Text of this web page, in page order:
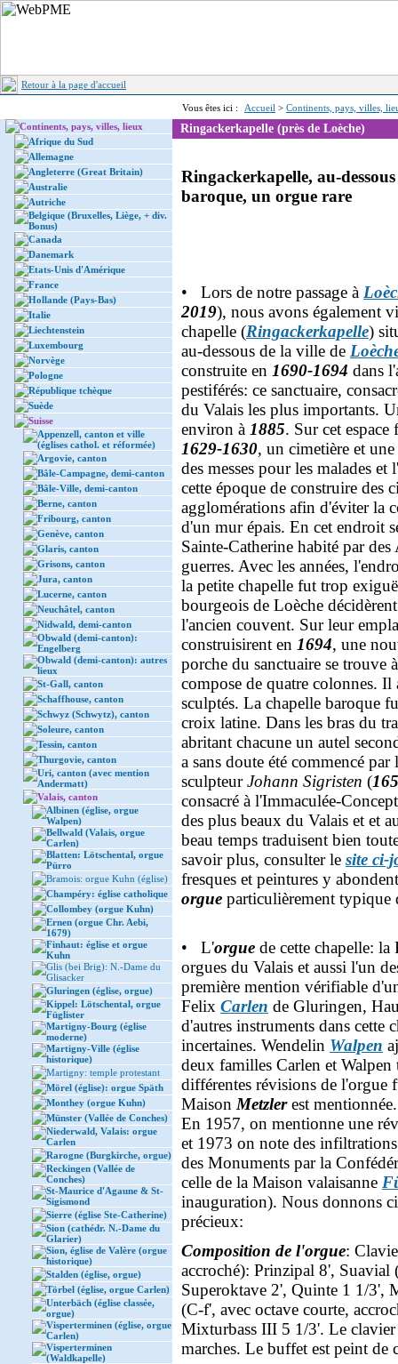
Retour à la page d'accueil
Vous êtes ici : Accueil > Continents, pays, villes,
Continents, pays, villes, lieux
Afrique du Sud
Allemagne
Angleterre (Great Britain)
Australie
Autriche
Belgique (Bruxelles, Liège, + div.
Bonus)
Canada
Danemark
Etats-Unis d'Amérique
France
Hollande (Pays-Bas)
Italie
Liechtenstein
Luxembourg
Norvège
Pologne
République tchèque
Suède
Suisse
Appenzell, canton et ville
(églises cathol. et réformée)
Argovie, canton
Bâle-Campagne, demi-canton
Bâle-Ville, demi-canton
Berne, canton
Fribourg, canton
Genève, canton
Glaris, canton
Grisons, canton
Jura, canton
Lucerne, canton
Neuchâtel, canton
Nidwald, demi-canton
Obwald (demi-canton):
Engelberg
Obwald (demi-canton): autres
lieux
St-Gall, canton
Schaffhouse, canton
Schwyz (Schwytz), canton
Soleure, canton
Tessin, canton
Thurgovie, canton
Uri, canton (avec mention
Andermatt)
Valais, canton
Albinen (église, orgue
Walpen)
Bellwald (Valais, orgue
Carlen)
Blatten: Lötschental, orgue
Pürro
Bramois: orgue Kuhn (église)
Champéry: église catholique
Collombey (orgue Kuhn)
Ernen (orgue Chr. Aebi,
1679)
Finhaut: église et orgue
Kuhn
Glis (bei Brig): N.-Dame du
Glisacker
Gluringen (église, orgue)
Kippel: Lötschental, orgue
Füglister
Martigny-Bourg (église
moderne)
Martigny-Ville (église
historique)
Martigny: temple protestant
Mörel (église): orgue Späth
Monthey (orgue Kuhn)
Münster (Vallée de Conches)
Niederwald, Valais: orgue
Carlen
Rarogne (Burgkirche, orgue)
Reckingen (Vallée de
Conches)
St-Maurice d'Agaune & St-
Sigismond
Sierre (église Ste-Catherine)
Sion (cathédr. N.-Dame du
Glarier)
Sion, église de Valère (orgue
historique)
Stalden (église, orgue)
Törbel (église, orgue Carlen)
Unterbäch (église classée,
orgue)
Visperterminen (église, orgue
Carlen)
Visperterminen
(Waldkapelle)
Ringackerkapelle (près de Loèche)
Ringackerkapelle, au-
baroque, un orgue rare
• Lors de notre passage à
2019), nous avons également
chapelle (Ringackerkapelle)
au-dessous de la ville de
construite en 1690-1694 dans
pestiférés: ce sanctuaire,
du Valais les plus importants.
environ à 1885. Sur cet
1629-1630, un cimetière et
des messes pour les malades
cette époque de construire des
agglomérations afin d'éviter la
d'un mur épais. En cet endroit
Sainte-Catherine habité par
guerres. Avec les années,
la petite chapelle fut trop
bourgeois de Loèche
l'ancien couvent. Sur leur
construisirent en 1694, une
porche du sanctuaire se trouve
compose de quatre colonnes.
sculptés. La chapelle baroque
croix latine. Dans les bras du
abritant chacune un autel
a sans doute été commencé
sculpteurJohann Sigristen (
consacré à l'Immaculée-
des plus beaux du Valais et et
beau temps traduisent bien
savoir plus, consulter le site ci-
fresques et peintures y
orgue particulièrement typique
• L'orgue de cette chapelle:
orgues du Valais et aussi l'un
première mention vérifiable
Felix Carlen de Gluringen,
d'autres instruments dans cette
incertaines. Wendelin Walpen
deux familles Carlen et
différentes révisions de l'orgue
Maison Metzlerest
En 1957, on mentionne une
et 1973 on note des
des Monuments par la
celle de la Maison valaisanne
inauguration). Nous donnons
précieux:
Composition de l'orgue:
accroché): Prinzipal 8',
Superoktave 2', Quinte 1 1/3',
(C-f', avec octave courte,
Mixturbass III 5 1/3'. Le
marches. Le buffet est peint